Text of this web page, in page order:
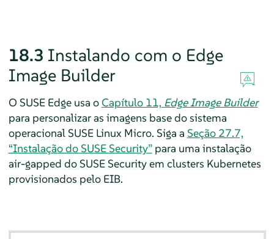
18.3 Instalando com o Edge
Image Builder
O SUSE Edge usa oCapítulo 11, Edge Image Builder
para personalizar as imagens base do sistema
operacional SUSE Linux Micro. Siga a Seção 27.7,
“Instalação do SUSE Security”para uma instalação
air-gapped do SUSE Security em clusters Kubernetes
provisionados pelo EIB.